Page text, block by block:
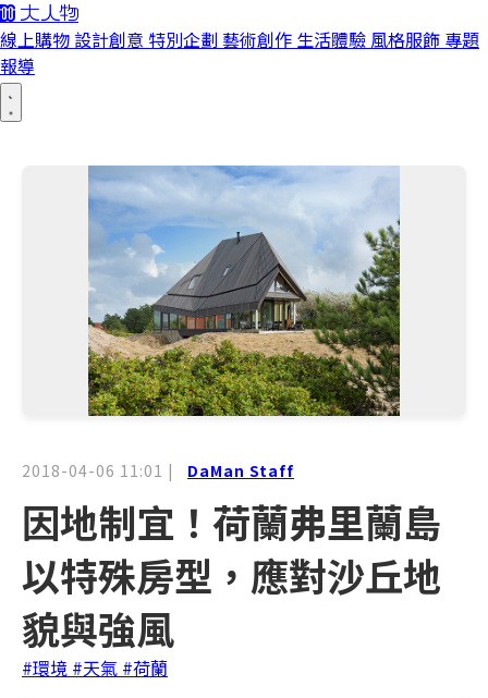
線上購物 設計創意 特別企劃 藝術創作 生活體驗 風格服飾 專題
報導
2018-04-06 11:01 | DaMan Staff
因地制宜！荷蘭弗里蘭島
以特殊房型，應對沙丘地
貌與強風
#環境 #天氣 #荷蘭